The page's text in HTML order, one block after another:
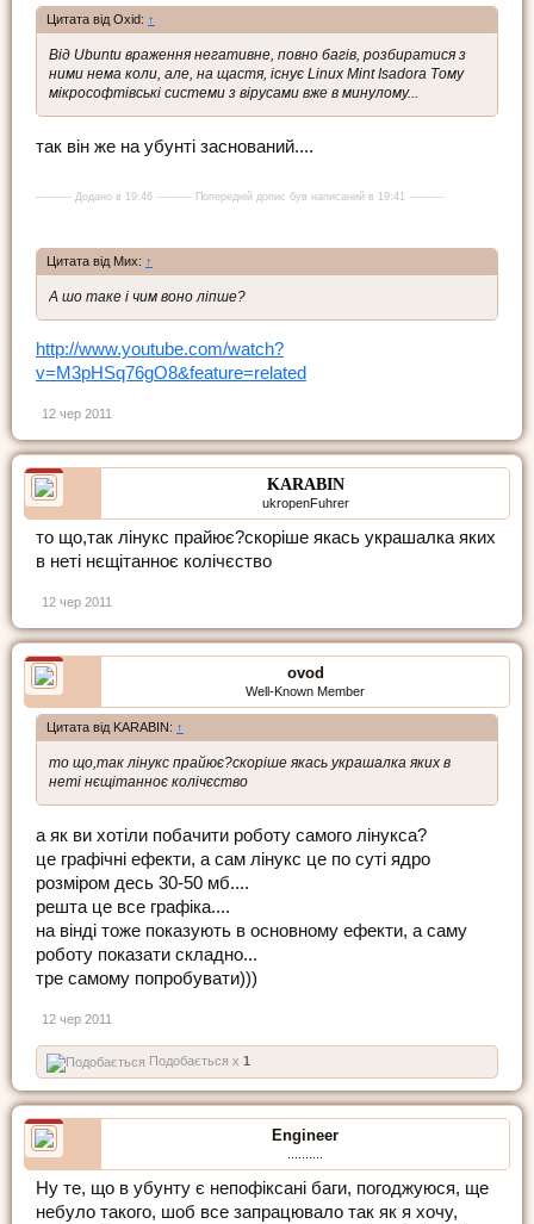
Цитата від Oxid: ↑
Від Ubuntu враження негативне, повно багів, розбиратися з
ними нема коли, але, на щастя, існує Linux Mint Isadora Тому
мікрософтівські системи з вірусами вже в минулому...
так він же на убунті заснований....
---------- Додано в 19:46 ---------- Попередній допис був написаний в 19:41 ----------
Цитата від Мих: ↑
А шо таке і чим воно ліпше?
http://www.youtube.com/watch?
v=M3pHSq76gO8&feature=related
12 чер 2011
KARABIN
ukropenFuhrer
то що,так лінукс прайює?скоріше якась украшалка яких
в неті нєщітанноє колічєство
12 чер 2011
ovod
Well-Known Member
Цитата від KARABIN: ↑
то що,так лінукс прайює?скоріше якась украшалка яких в
неті нєщітанноє колічєство
а як ви хотіли побачити роботу самого лінукса?
це графічні ефекти, а сам лінукс це по суті ядро
розміром десь 30-50 мб....
решта це все графіка....
на вінді тоже показують в основному ефекти, а саму
роботу показати складно...
тре самому попробувати)))
12 чер 2011
Подобається x 1
Engineer
Ну те, що в убунту є непофіксані баги, погоджуюся, ще
небуло такого, шоб все запрацювало так як я хочу,